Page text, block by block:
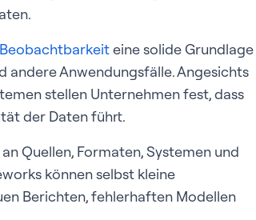
Beobachtbarkeiteine solide Grundlage
andere Anwendungsfälle. Angesichts
stellen Unternehmen fest, dass
der Daten führt.
Quellen, Formaten, Systemen und
können selbst kleine
Berichten, fehlerhaften Modellen